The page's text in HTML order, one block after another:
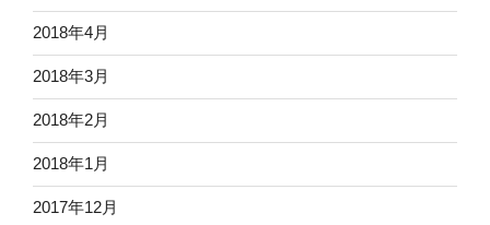
2018年4月
2018年3月
2018年2月
2018年1月
2017年12月